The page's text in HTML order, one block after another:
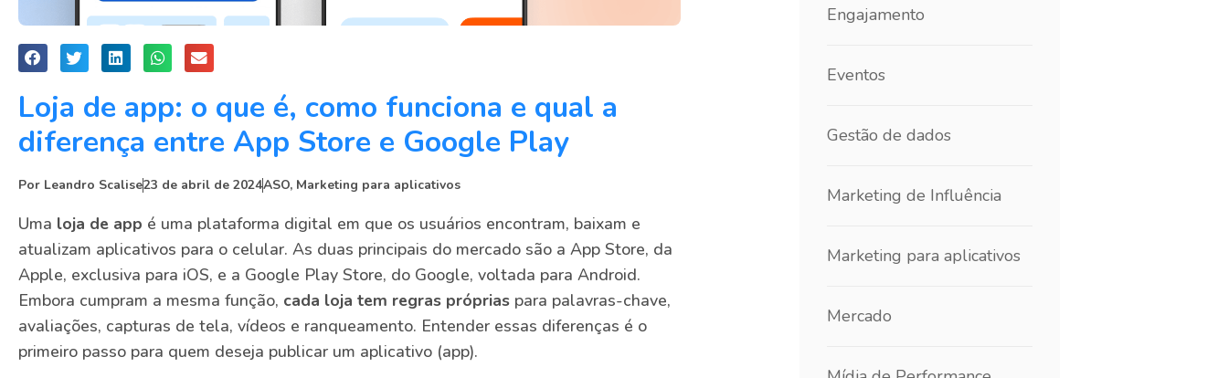
Loja de app: o que é, como funciona e qual a
diferença entre App Store e Google Play
Por Leandro Scalise23 de abril de 2024ASO, Marketing para aplicativos
Uma loja de app é uma plataforma digital em que os usuários encontram, baixam e
atualizam aplicativos para o celular. As duas principais do mercado são a App Store, da
Apple, exclusiva para iOS, e a Google Play Store, do Google, voltada para Android.
Embora cumpram a mesma função, cada loja tem regras próprias para palavras-chave,
avaliações, capturas de tela, vídeos e ranqueamento. Entender essas diferenças é o
primeiro passo para quem deseja publicar um aplicativo (app).
Engajamento
Eventos
Gestão de dados
Marketing de Influência
Marketing para aplicativos
Mercado